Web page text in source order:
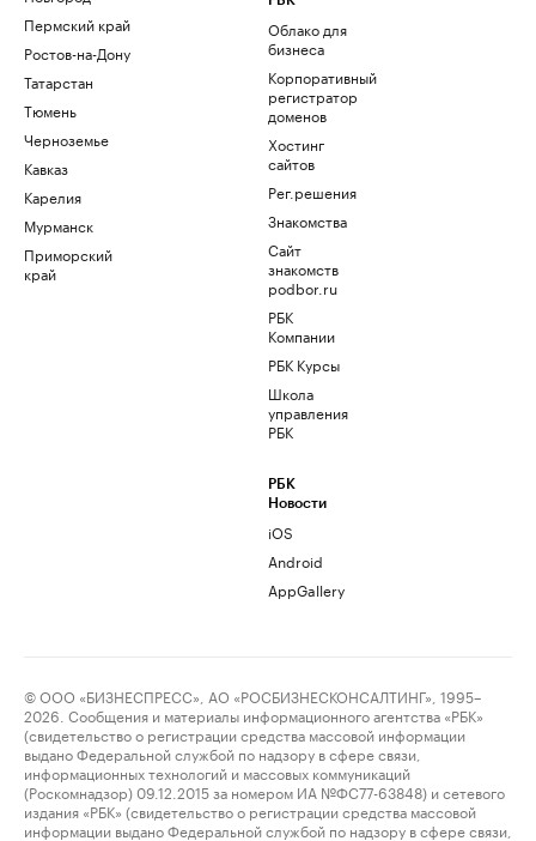
Пермский край
Ростов-на-Дону
Татарстан
Тюмень
Черноземье
Кавказ
Карелия
Мурманск
Приморский
край
Облако для
бизнеса
Корпоративный
регистратор
доменов
Хостинг
сайтов
Рег.решения
Знакомства
Сайт
знакомств
podbor.ru
РБК
Компании
РБК Курсы
Школа
управления
РБК
РБК
Новости
iOS
Android
AppGallery
© ООО «БИЗНЕСПРЕСС», АО «РОСБИЗНЕСКОНСАЛТИНГ», 1995–
2026. Сообщения и материалы информационного агентства «РБК»
(свидетельство о регистрации средства массовой информации
выдано Федеральной службой по надзору в сфере связи,
информационных технологий и массовых коммуникаций
(Роскомнадзор) 09.12.2015 за номером ИА №ФС77-63848) и сетевого
издания «РБК» (свидетельство о регистрации средства массовой
информации выдано Федеральной службой по надзору в сфере связи,